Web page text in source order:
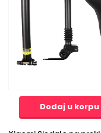
Dodaj u korpu